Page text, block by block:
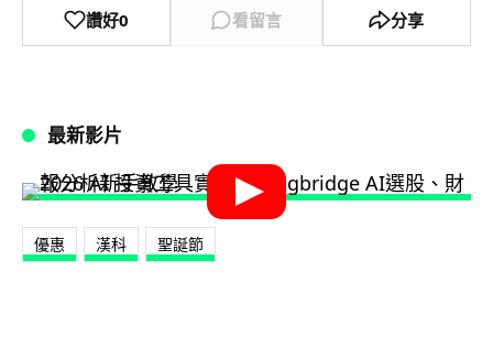
讚好0 看留言 分享
最新影片
優惠 漢科 聖誕節